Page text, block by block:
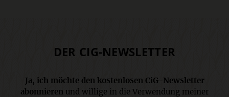
DER CIG-NEWSLETTER
Ja, ich möchte den kostenlosen CiG-Newsletter
abonnierenund willige in die Verwendung meiner